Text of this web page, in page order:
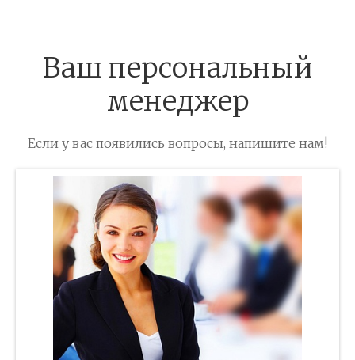
Ваш персональный
менеджер
Если у вас появились вопросы, напишите нам!